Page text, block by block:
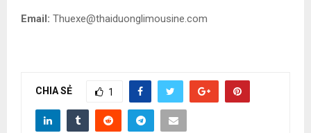
Email: Thuexe@thaiduonglimousine.com
CHIA SẺ 1